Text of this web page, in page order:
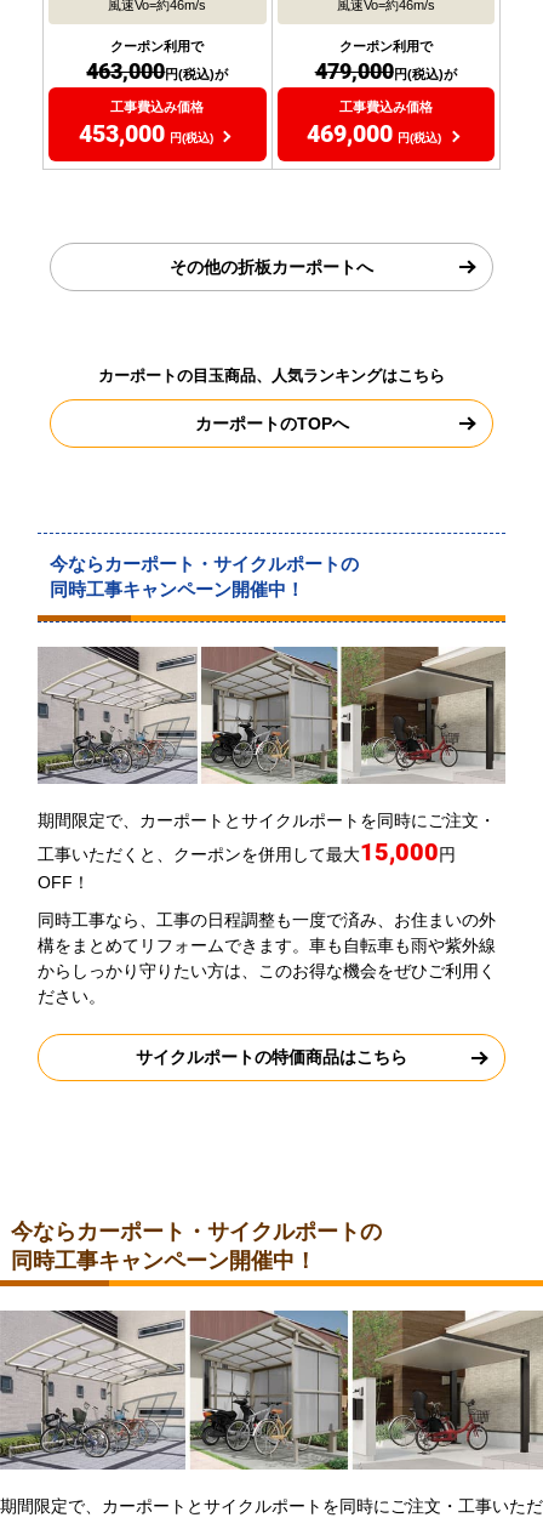
風速Vo=約46m/s
クーポン利用で
463,000円(税込)が
工事費込み価格
453,000 円(税込)
風速Vo=約46m/s
クーポン利用で
479,000円(税込)が
工事費込み価格
469,000 円(税込)
その他の折板カーポートへ
カーポートの目玉商品、人気ランキングはこちら
カーポートのTOPへ
今ならカーポート・サイクルポートの
同時工事キャンペーン開催中！
期間限定で、カーポートとサイクルポートを同時にご注文・
工事いただくと、クーポンを併用して最大15,000円
OFF！
同時工事なら、工事の日程調整も一度で済み、お住まいの外
構をまとめてリフォームできます。車も自転車も雨や紫外線
からしっかり守りたい方は、このお得な機会をぜひご利用く
ださい。
サイクルポートの特価商品はこちら
今ならカーポート・サイクルポートの
同時工事キャンペーン開催中！
期間限定で、カーポートとサイクルポートを同時にご注文・工事いただ